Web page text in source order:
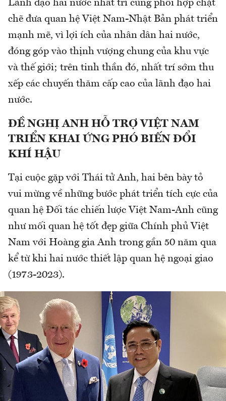
Lãnh đạo hai nước nhất trí cùng phối hợp chặt
chẽ đưa quan hệ Việt Nam-Nhật Bản phát triển
mạnh mẽ, vì lợi ích của nhân dân hai nước,
đóng góp vào thịnh vượng chung của khu vực
và thế giới; trên tinh thần đó, nhất trí sớm thu
xếp các chuyến thăm cấp cao của lãnh đạo hai
nước.
ĐỀ NGHỊ ANH HỖ TRỢ VIỆT NAM
TRIỂN KHAI ỨNG PHÓ BIẾN ĐỔI
KHÍ HẬU
Tại cuộc gặp với Thái tử Anh, hai bên bày tỏ
vui mừng về những bước phát triển tích cực của
quan hệ Đối tác chiến lược Việt Nam-Anh cũng
như mối quan hệ tốt đẹp giữa Chính phủ Việt
Nam với Hoàng gia Anh trong gần 50 năm qua
kể từ khi hai nước thiết lập quan hệ ngoại giao
(1973-2023).